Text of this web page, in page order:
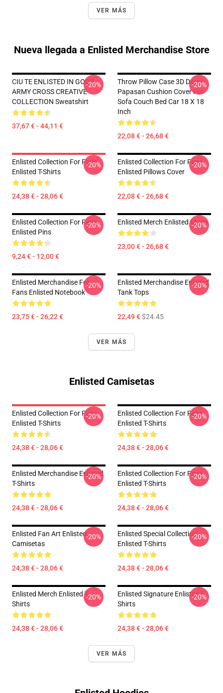
VER MÁS
Nueva llegada a Enlisted Merchandise Store
CIU TE ENLISTED IN GOD'S
ARMY CROSS CREATIVE
COLLECTION Sweatshirt
37,67 € - 44,11 €
-20%
Throw Pillow Case 3D Decor
Papasan Cushion Cover For
Sofa Couch Bed Car 18 X 18
Inch
22,08 € - 26,68 €
-20%
Enlisted Collection For Fans
Enlisted T-Shirts
24,38 € - 28,06 €
-20%
Enlisted Collection For Fans
Enlisted Pillows Cover
22,08 € - 26,68 €
-20%
Enlisted Collection For Fans
Enlisted Pins
9,24 € - 12,00 €
-20% Enlisted Merch Enlisted Mugs
23,00 € - 26,68 €
-20%
Enlisted Merchandise For
Fans Enlisted Notebook
23,75 € - 26,22 €
-20%
Enlisted Merchandise Enlisted
Tank Tops
22,49 €$24.45
-20%
VER MÁS
Enlisted Camisetas
Enlisted Collection For Fans
Enlisted T-Shirts
24,38 € - 28,06 €
-20%
Enlisted Collection For Fans
Enlisted T-Shirts
24,38 € - 28,06 €
-20%
Enlisted Merchandise Enlisted
T-Shirts
24,38 € - 28,06 €
-20%
Enlisted Collection For Fans
Enlisted T-Shirts
24,38 € - 28,06 €
-20%
Enlisted Fan Art Enlisted
Camisetas
24,38 € - 28,06 €
-20%
Enlisted Special Collection
Enlisted T-Shirts
24,38 € - 28,06 €
-20%
Enlisted Merch Enlisted T-
Shirts
24,38 € - 28,06 €
-20%
Enlisted Signature Enlisted T-
Shirts
24,38 € - 28,06 €
-20%
VER MÁS